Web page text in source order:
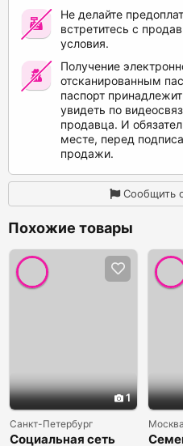
Не делайте
встретитесь с
условия.
Получение
отсканированным
паспорт
увидеть по
продавца. И
месте, перед
продажи.
Сообщить
Похожие товары
1
Санкт-Петербург
Социальная сеть
Москва